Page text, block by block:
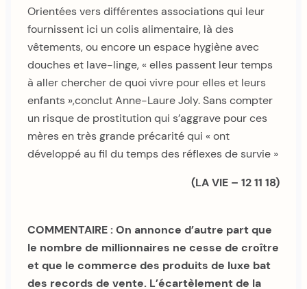
Orientées vers différentes associations qui leur
fournissent ici un colis alimentaire, là des
vêtements, ou encore un espace hygiène avec
douches et lave-linge, « elles passent leur temps
à aller chercher de quoi vivre pour elles et leurs
enfants »,conclut Anne-Laure Joly. Sans compter
un risque de prostitution qui s’aggrave pour ces
mères en très grande précarité qui « ont
développé au fil du temps des réflexes de survie »
(LA VIE – 12 11 18)
COMMENTAIRE : On annonce d’autre part que
le nombre de millionnaires ne cesse de croître
et que le commerce des produits de luxe bat
des records de vente. L’écartèlement de la